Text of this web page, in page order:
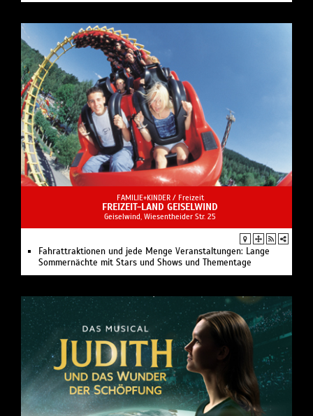
FAMILIE+KINDER / Freizeit
FREIZEIT-LAND GEISELWIND
Geiselwind, Wiesentheider Str. 25
Fahrattraktionen und jede Menge Veranstaltungen: Lange
Sommernächte mit Stars und Shows und Thementage